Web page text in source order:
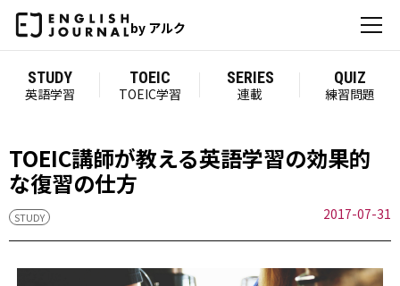
by アルク
STUDY
英語学習
TOEIC
TOEIC学習
SERIES
連載
QUIZ
練習問題
TOEIC講師が教える英語学習の効果的
な復習の仕方
STUDY 2017-07-31